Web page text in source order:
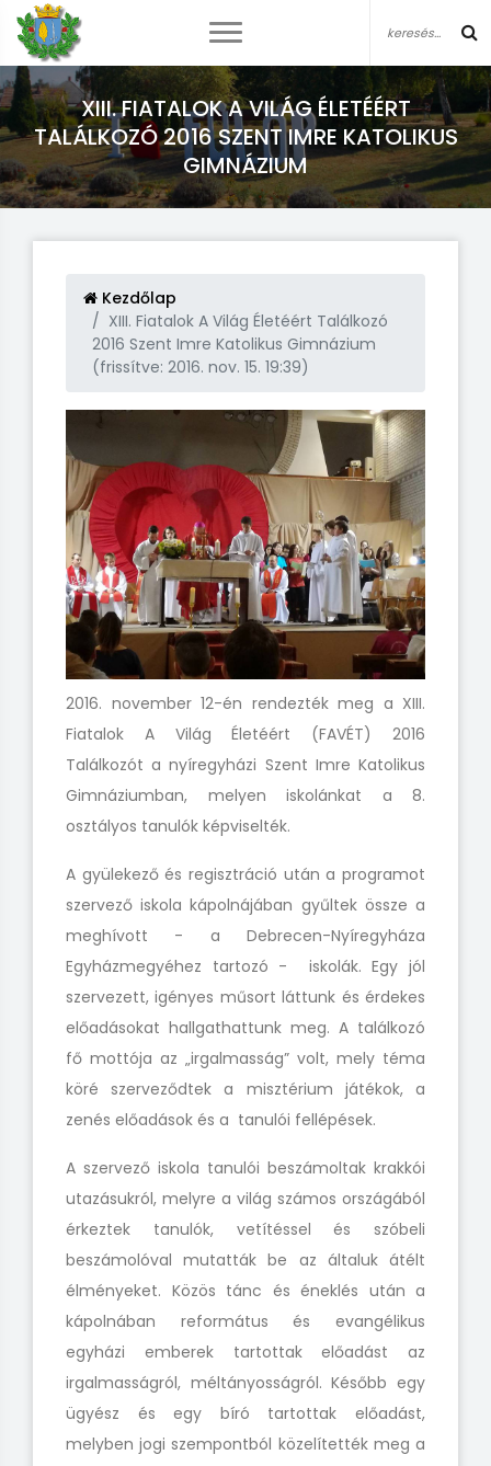
XIII. FIATALOK A VILÁG ÉLETÉÉRT
TALÁLKOZÓ 2016 SZENT IMRE KATOLIKUS
GIMNÁZIUM
Kezdőlap
XIII. Fiatalok A Világ Életéért Találkozó
2016 Szent Imre Katolikus Gimnázium
(frissítve: 2016. nov. 15. 19:39)
2016. november 12-én rendezték meg a XIII.
Fiatalok A Világ Életéért (FAVÉT) 2016
Találkozót a nyíregyházi Szent Imre Katolikus
Gimnáziumban, melyen iskolánkat a 8.
osztályos tanulók képviselték.
A gyülekező és regisztráció után a programot
szervező iskola kápolnájában gyűltek össze a
meghívott - a Debrecen-Nyíregyháza
Egyházmegyéhez tartozó - iskolák. Egy jól
szervezett, igényes műsort láttunk és érdekes
előadásokat hallgathattunk meg. A találkozó
fő mottója az „irgalmasság” volt, mely téma
köré szerveződtek a misztérium játékok, a
zenés előadások és a tanulói fellépések.
A szervező iskola tanulói beszámoltak krakkói
utazásukról, melyre a világ számos országából
érkeztek tanulók, vetítéssel és szóbeli
beszámolóval mutatták be az általuk átélt
élményeket. Közös tánc és éneklés után a
kápolnában református és evangélikus
egyházi emberek tartottak előadást az
irgalmasságról, méltányosságról. Később egy
ügyész és egy bíró tartottak előadást,
melyben jogi szempontból közelítették meg a